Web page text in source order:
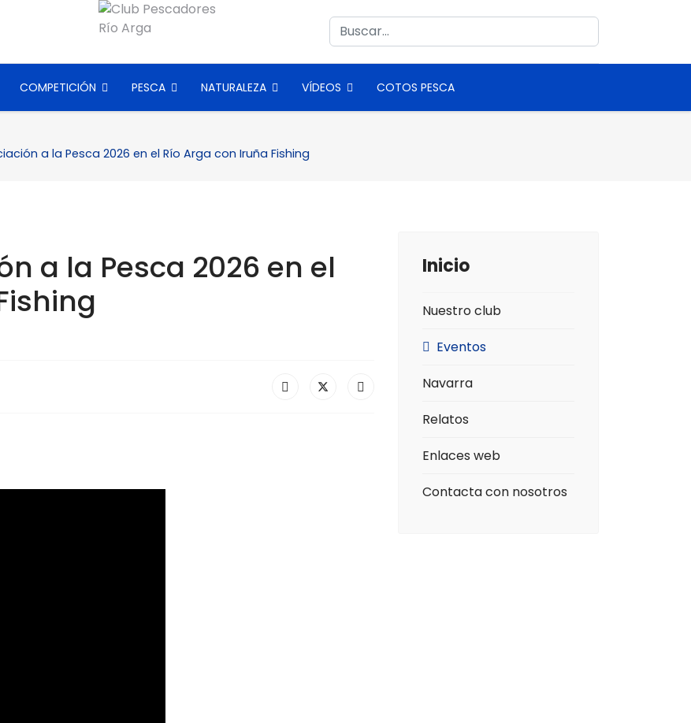
Buscar
COMPETICIÓN PESCA NATURALEZA VÍDEOS COTOS PESCA
a la Pesca 2026 en el Río Arga con Iruña Fishing
a la Pesca 2026 en el
Inicio
Nuestro club
Eventos
Navarra
Relatos
Enlaces web
Contacta con nosotros